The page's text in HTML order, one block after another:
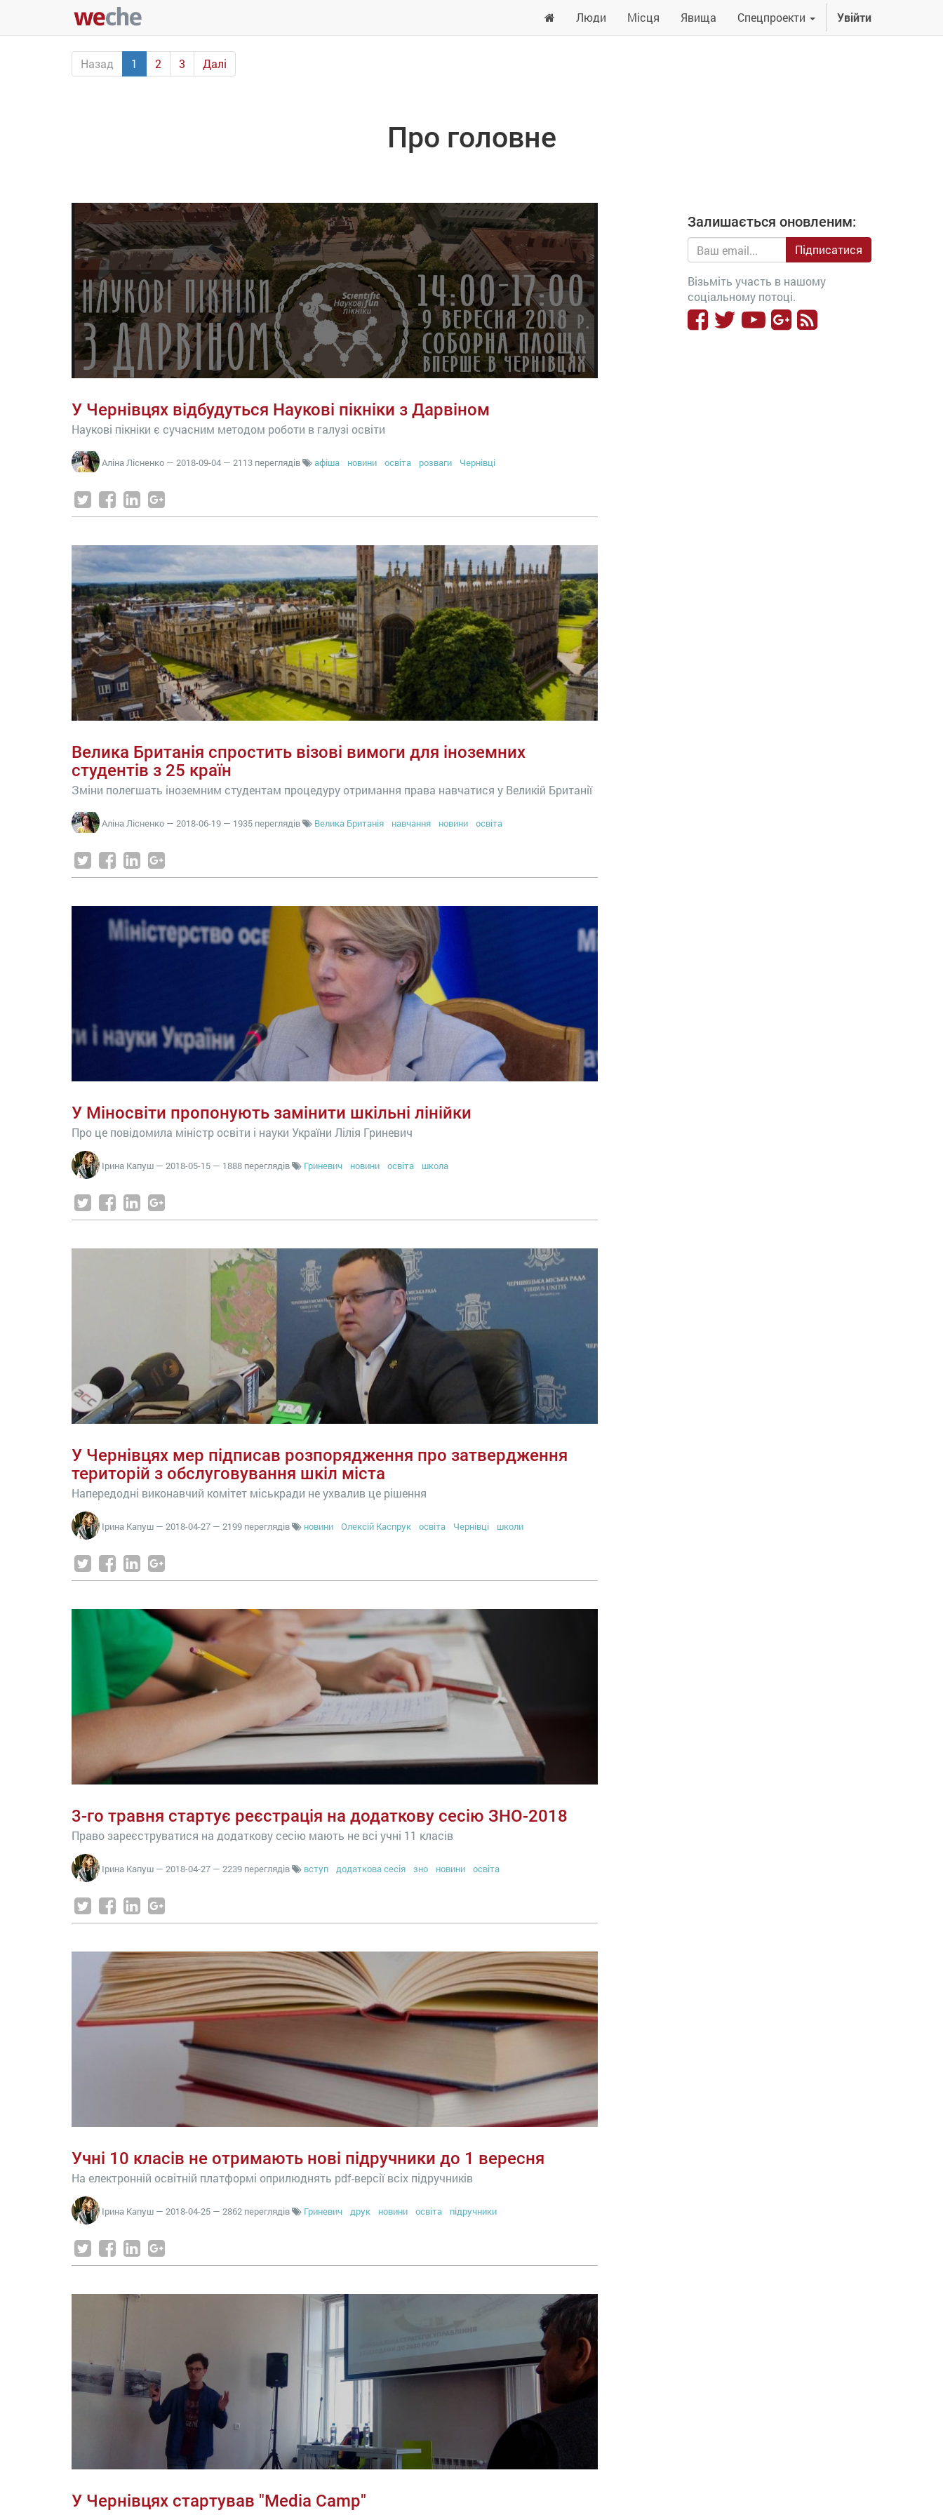
Люди Місця Явища Спецпроекти Увійти
Назад 1 2 3 Далі
Про головне
У Чернівцях відбудуться Наукові пікніки з Дарвіном
Наукові пікніки є сучасним методом роботи в галузі освіти
Аліна Лісненко — 2018-09-04 — 2113 переглядів афіша новини освіта розваги Чернівці
Велика Британія спростить візові вимоги для іноземних
студентів з 25 країн
Зміни полегшать іноземним студентам процедуру отримання права навчатися у Великій Британії
Аліна Лісненко — 2018-06-19 — 1935 переглядів Велика Британія навчання новини освіта
У Міносвіти пропонують замінити шкільні лінійки
Про це повідомила міністр освіти і науки України Лілія Гриневич
Ірина Капуш — 2018-05-15 — 1888 переглядів Гриневич новини освіта школа
У Чернівцях мер підписав розпорядження про затвердження
територій з обслуговування шкіл міста
Напередодні виконавчий комітет міськради не ухвалив це рішення
Ірина Капуш — 2018-04-27 — 2199 переглядів новини Олексій Каспрук освіта Чернівці школи
3-го травня стартує реєстрація на додаткову сесію ЗНО-2018
Право зареєструватися на додаткову сесію мають не всі учні 11 класів
Ірина Капуш — 2018-04-27 — 2239 переглядів вступ додаткова сесія зно новини освіта
Учні 10 класів не отримають нові підручники до 1 вересня
На електронній освітній платформі оприлюднять pdf-версії всіх підручників
Ірина Капуш — 2018-04-25 — 2862 переглядів Гриневич друк новини освіта підручники
У Чернівцях стартував "Media Camp"
Залишається оновленим:
Підписатися
Візьміть участь в нашому
соціальному потоці.